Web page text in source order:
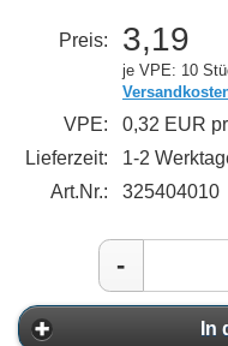
Preis: 3,19
je VPE: 10
VPE:
0,32 EUR
Lieferzeit:
1-2
Art.Nr.:
325404010
-
In